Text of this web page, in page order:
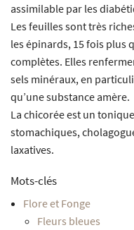
assimilable par les
Les feuilles sont très
les épinards, 15 fois plus
complètes. Elles
sels minéraux, en
qu’une substance amère.
La chicorée est un
stomachiques,
laxatives.
Mots-clés
Flore et Fonge
Fleurs bleues